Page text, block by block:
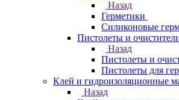
Назад
Герметики
Силиконовые
Пистолеты и
Назад
Пистолеты и
Пистолеты для
Клей и гидроизоляционные
Назад